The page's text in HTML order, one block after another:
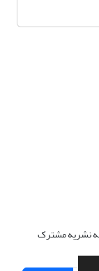
نشریه مشترک